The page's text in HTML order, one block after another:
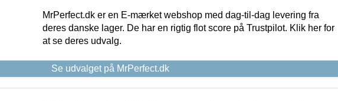
MrPerfect.dk er en E-mærket webshop med dag-til-dag levering fra
deres danske lager. De har en rigtig flot score på Trustpilot. Klik her for
at se deres udvalg.
Se udvalget på MrPerfect.dk